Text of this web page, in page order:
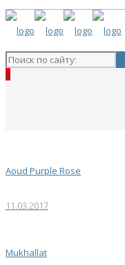
0
Aoud Purple Rose
11.03.2017
Mukhallat